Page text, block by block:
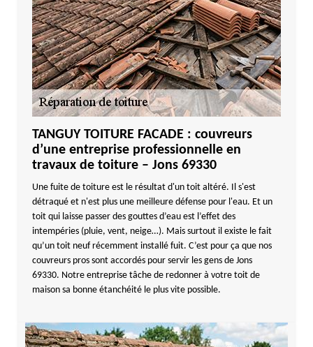
TANGUY TOITURE FACADE : couvreurs
d’une entreprise professionnelle en
travaux de toiture – Jons 69330
Une fuite de toiture est le résultat d'un toit altéré. Il s'est
détraqué et n'est plus une meilleure défense pour l'eau. Et un
toit qui laisse passer des gouttes d’eau est l’effet des
intempéries (pluie, vent, neige…). Mais surtout il existe le fait
qu’un toit neuf récemment installé fuit. C’est pour ça que nos
couvreurs pros sont accordés pour servir les gens de Jons
69330. Notre entreprise tâche de redonner à votre toit de
maison sa bonne étanchéité le plus vite possible.